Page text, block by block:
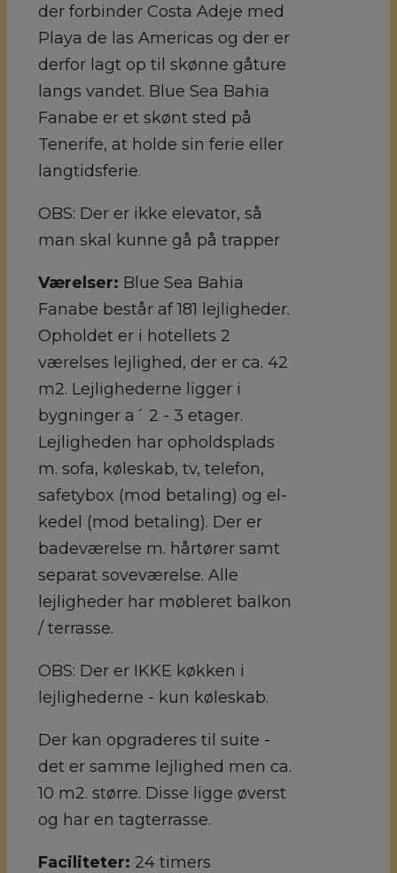
der forbinder Costa Adeje med
Playa de las Americas og der er
derfor lagt op til skønne gåture
langs vandet. Blue Sea Bahia
Fanabe er et skønt sted på
Tenerife, at holde sin ferie eller
langtidsferie.
OBS: Der er ikke elevator, så
man skal kunne gå på trapper
Værelser: Blue Sea Bahia
Fanabe består af 181 lejligheder.
Opholdet er i hotellets 2
værelses lejlighed, der er ca. 42
m2. Lejlighederne ligger i
bygninger a´ 2 - 3 etager.
Lejligheden har opholdsplads
m. sofa, køleskab, tv, telefon,
safetybox (mod betaling) og el-
kedel (mod betaling). Der er
badeværelse m. hårtører samt
separat soveværelse. Alle
lejligheder har møbleret balkon
/ terrasse.
OBS: Der er IKKE køkken i
lejlighederne - kun køleskab.
Der kan opgraderes til suite -
det er samme lejlighed men ca.
10 m2. større. Disse ligge øverst
og har en tagterrasse.
Faciliteter: 24 timers